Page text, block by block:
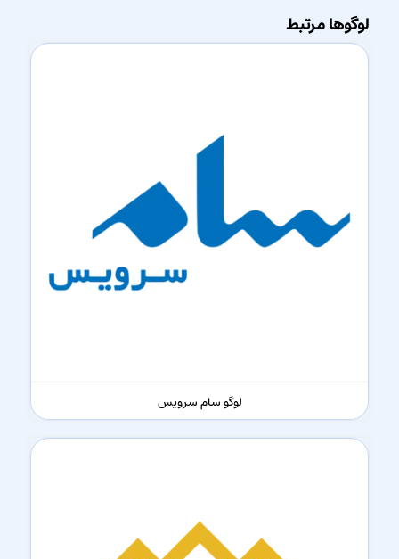
لوگوها مرتبط
لوگو سام سرویس